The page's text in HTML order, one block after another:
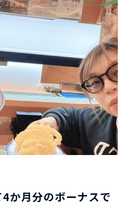
か月分のボーナスで